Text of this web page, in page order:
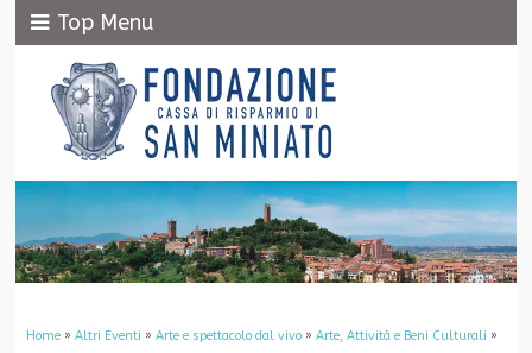
Top Menu
Home» Altri Eventi » Arte e spettacolo dal vivo» Arte, Attività e Beni Culturali »